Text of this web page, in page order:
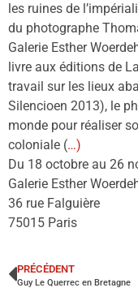
les ruines de
du photographe
Galerie Esther
livre aux éditions de
travail sur les lieux
Silencioen 2013), le
monde pour réaliser
coloniale (…)
Du 18 octobre au 26
Galerie Esther
36 rue Falguière
75015 Paris
PRÉCÉDENT
Guy Le Querrec en Bretagne